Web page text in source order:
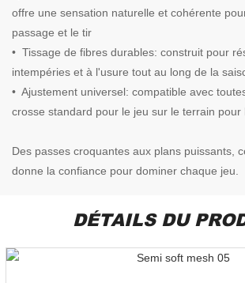
offre une sensation naturelle et cohérente
passage et le tir
• Tissage de fibres durables: construit pour
intempéries et à l'usure tout au long de la
• Ajustement universel: compatible avec
crosse standard pour le jeu sur le terrain
Des passes croquantes aux plans puissants,
donne la confiance pour dominer chaque jeu.
DÉTAILS DU